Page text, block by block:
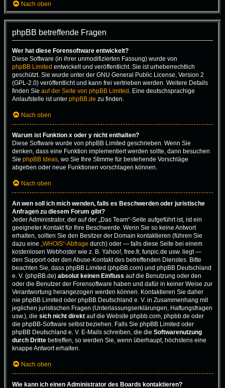
Nach oben
phpBB betreffende Fragen
Wer hat diese Forensoftware entwickelt?
Diese Software (in ihrer unmodifizierten Fassung) wurde von
phpBB Limited entwickelt und veröffentlicht. Sie ist urheberrechtlich
geschützt. Sie wurde unter der GNU General Public License, Version 2
(GPL-2.0) veröffentlicht und kann frei vertrieben werden. Weitere Details
finden Sie auf der Seite von phpBB Limited . Eine deutschsprachige
Anlaufstelle ist unter phpBB.de zu finden.
Nach oben
Warum ist Funktion x oder y nicht enthalten?
Diese Software wurde von phpBB Limited geschrieben. Wenn Sie
denken, dass eine Funktion implementiert werden sollte, dann besuchen
Sie phpBB Ideas, wo Sie Ihre Stimme für bestehende Vorschläge
abgeben oder neue Funktionen vorschlagen können.
Nach oben
An wen soll ich mich wenden, falls es Beschwerden oder juristische
Anfragen zu diesem Forum gibt?
Jeder Administrator, der auf der „Das Team“-Seite aufgeführt ist, ist ein
geeigneter Kontakt für Ihre Beschwerde. Wenn Sie so keine Antwort
erhalten, sollten Sie den Besitzer der Domain kontaktieren (führen Sie
dazu eine „WHOIS“-Abfrage durch) oder — falls diese Seite bei einem
kostenlosen Webhoster wie z. B. Yahoo!, free.fr, funpic.de usw. liegt —
den Support oder den Abuse-Kontakt des betreffenden Dienstes. Bitte
beachten Sie, dass phpBB Limited (phpBB.com) und phpBB Deutschland
e. V. (phpBB.de) absolut keinen Einfluss auf die Benutzung oder den
oder die Benutzer der Forensoftware haben und dafür in keiner Weise zur
Verantwortung herangezogen werden können. Kontaktieren Sie daher
nie phpBB Limited oder phpBB Deutschland e. V. in Zusammenhang mit
jeglichen juristischen Fragen (Unterlassungserklärungen, Haftungsfragen
usw.), die sich nicht direkt auf die Website phpbb.com, phpbb.de oder
die phpBB-Software selbst beziehen. Falls Sie phpBB Limited oder
phpBB Deutschland e. V. E-Mails schreiben, die die Softwarenutzung
durch Dritte betreffen, so werden Sie, wenn überhaupt, höchstens eine
knappe Antwort erhalten.
Nach oben
Wie kann ich einen Administrator des Boards kontaktieren?